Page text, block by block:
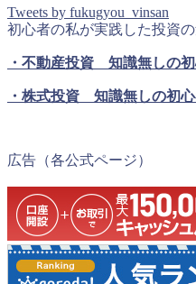
Tweets by fukugyou_vinsan
初心者の私が実践した投資
・不動産投資 知識無しの
・株式投資 知識無しの初
広告（各公式ページ）